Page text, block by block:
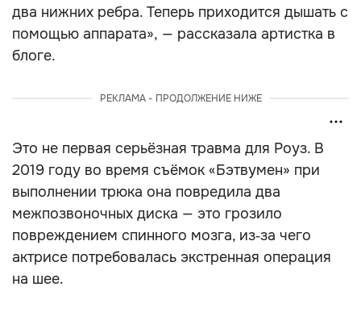
два нижних ребра. Теперь приходится дышать с
помощью аппарата», — рассказала артистка в
блоге.
РЕКЛАМА - ПРОДОЛЖЕНИЕ НИЖЕ
Это не первая серьёзная травма для Роуз. В
2019 году во время съёмок «Бэтвумен» при
выполнении трюка она повредила два
межпозвоночных диска — это грозило
повреждением спинного мозга, из‑за чего
актрисе потребовалась экстренная операция
на шее.